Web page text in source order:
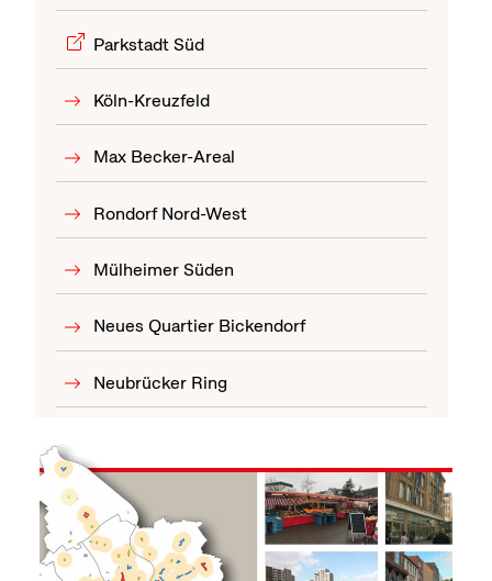
Parkstadt Süd
Köln-Kreuzfeld
Max Becker-Areal
Rondorf Nord-West
Mülheimer Süden
Neues Quartier Bickendorf
Neubrücker Ring